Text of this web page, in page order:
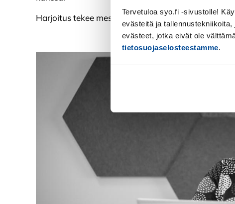
Tervetuloa syo.fi -sivustolle!
evästeitä ja
evästeet, jotka eivät ole
tietosuojaselosteestamme.
Harjoitus tekee mestarin!